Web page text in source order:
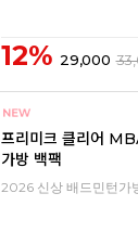
12% 29,000
프리미크 클리어
가방 백팩
2026 신상 배드민턴가